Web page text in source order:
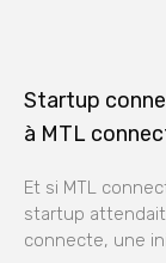
Startup
à MTL
Et si MTL
startup
connecte, une